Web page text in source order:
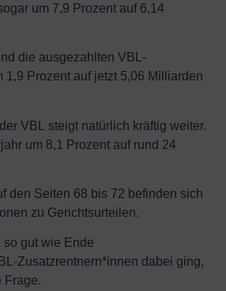
um 7,9 Prozent auf 6,14
die ausgezahlten VBL-
1,9 Prozent auf jetzt 5,06 Milliarden
VBL steigt natürlich kräftig weiter.
um 8,1 Prozent auf rund 24
den Seiten 68 bis 72 befinden sich
zu Gerichtsurteilen.
so gut wie Ende
Zusatzrentnern*innen dabei ging,
Frage.